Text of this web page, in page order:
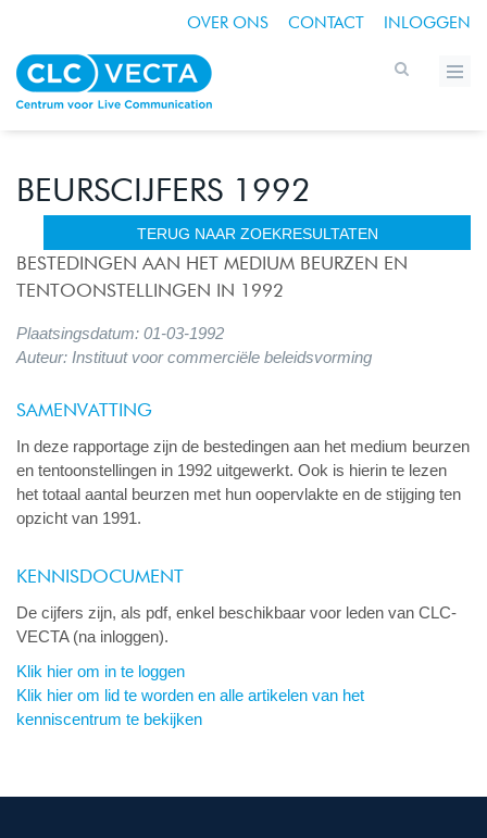
OVER ONS CONTACT INLOGGEN
BEURSCIJFERS 1992
TERUG NAAR ZOEKRESULTATEN
BESTEDINGEN AAN HET MEDIUM BEURZEN EN
TENTOONSTELLINGEN IN 1992
Plaatsingsdatum: 01-03-1992
Auteur: Instituut voor commerciële beleidsvorming
SAMENVATTING
In deze rapportage zijn de bestedingen aan het medium beurzen
en tentoonstellingen in 1992 uitgewerkt. Ook is hierin te lezen
het totaal aantal beurzen met hun oopervlakte en de stijging ten
opzicht van 1991.
KENNISDOCUMENT
De cijfers zijn, als pdf, enkel beschikbaar voor leden van CLC-
VECTA (na inloggen).
Klik hier om in te loggen
Klik hier om lid te worden en alle artikelen van het
kenniscentrum te bekijken